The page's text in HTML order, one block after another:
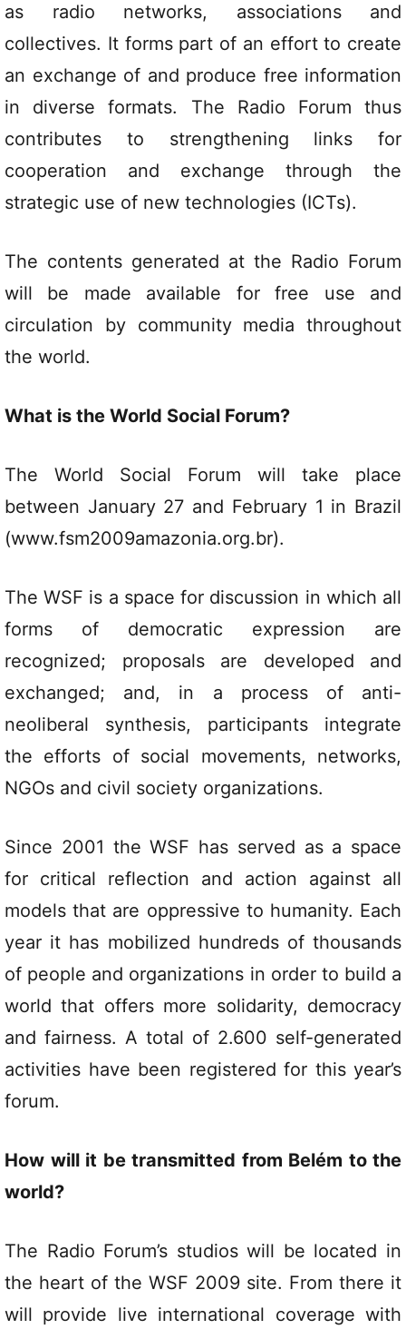
as radio networks, associations and
collectives. It forms part of an effort to create
an exchange of and produce free information
in diverse formats. The Radio Forum thus
contributes to strengthening links for
cooperation and exchange through the
strategic use of new technologies (ICTs).
The contents generated at the Radio Forum
will be made available for free use and
circulation by community media throughout
the world.
What is the World Social Forum?
The World Social Forum will take place
between January 27 and February 1 in Brazil
(www.fsm2009amazonia.org.br).
The WSF is a space for discussion in which all
forms of democratic expression are
recognized; proposals are developed and
exchanged; and, in a process of anti-
neoliberal synthesis, participants integrate
the efforts of social movements, networks,
NGOs and civil society organizations.
Since 2001 the WSF has served as a space
for critical reflection and action against all
models that are oppressive to humanity. Each
year it has mobilized hundreds of thousands
of people and organizations in order to build a
world that offers more solidarity, democracy
and fairness. A total of 2.600 self-generated
activities have been registered for this year’s
forum.
How will it be transmitted from Belém to the
world?
The Radio Forum’s studios will be located in
the heart of the WSF 2009 site. From there it
will provide live international coverage with